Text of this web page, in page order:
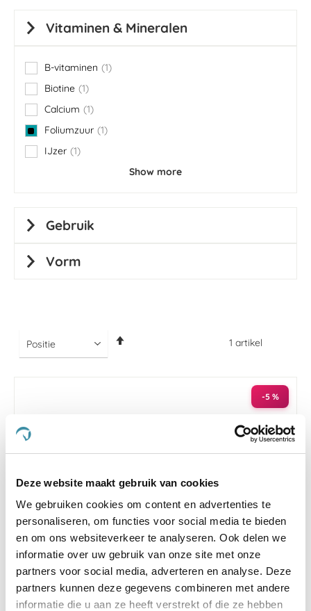
Deze website maakt gebruik van cookies
We gebruiken cookies om content en advertenties te
personaliseren, om functies voor social media te bieden
en om ons websiteverkeer te analyseren. Ook delen we
informatie over uw gebruik van onze site met onze
partners voor social media, adverteren en analyse. Deze
partners kunnen deze gegevens combineren met andere
informatie die u aan ze heeft verstrekt of die ze hebben
1 artikel
-5 %
4.5
star
rating
6 Beoordelingen
Puur Muscle Mass Hond/Kat
Vitaminen & Mineralen
B-vitaminen 1
item
Biotine 1
item
Calcium
1
item
Foliumzuur 1
item
IJzer 1
item
Show more
Gebruik
Vorm